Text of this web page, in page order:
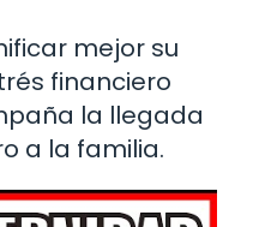
mejor su
financiero
la llegada
a la familia.